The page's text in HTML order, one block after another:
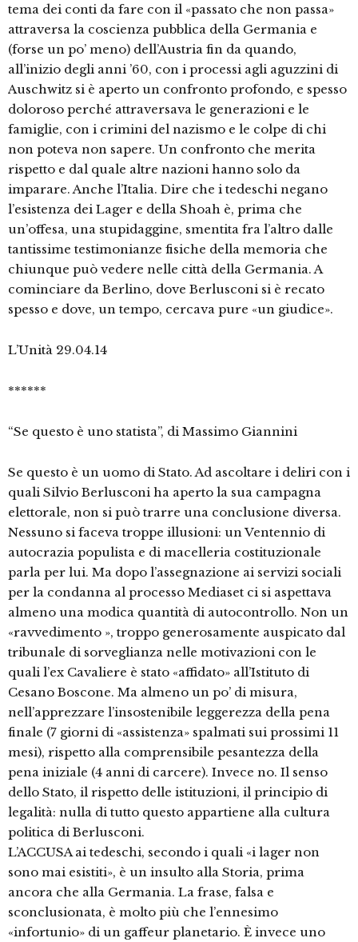
tema dei conti da fare con il «passato che non passa»
attraversa la coscienza pubblica della Germania e
(forse un po’ meno) dell’Austria fin da quando,
all’inizio degli anni ’60, con i processi agli aguzzini di
Auschwitz si è aperto un confronto profondo, e spesso
doloroso perché attraversava le generazioni e le
famiglie, con i crimini del nazismo e le colpe di chi
non poteva non sapere. Un confronto che merita
rispetto e dal quale altre nazioni hanno solo da
imparare. Anche l’Italia. Dire che i tedeschi negano
l’esistenza dei Lager e della Shoah è, prima che
un’offesa, una stupidaggine, smentita fra l’altro dalle
tantissime testimonianze fisiche della memoria che
chiunque può vedere nelle città della Germania. A
cominciare da Berlino, dove Berlusconi si è recato
spesso e dove, un tempo, cercava pure «un giudice».
L’Unità 29.04.14
******
“Se questo è uno statista”, di Massimo Giannini
Se questo è un uomo di Stato. Ad ascoltare i deliri con i
quali Silvio Berlusconi ha aperto la sua campagna
elettorale, non si può trarre una conclusione diversa.
Nessuno si faceva troppe illusioni: un Ventennio di
autocrazia populista e di macelleria costituzionale
parla per lui. Ma dopo l’assegnazione ai servizi sociali
per la condanna al processo Mediaset ci si aspettava
almeno una modica quantità di autocontrollo. Non un
«ravvedimento », troppo generosamente auspicato dal
tribunale di sorveglianza nelle motivazioni con le
quali l’ex Cavaliere è stato «affidato» all’Istituto di
Cesano Boscone. Ma almeno un po’ di misura,
nell’apprezzare l’insostenibile leggerezza della pena
finale (7 giorni di «assistenza» spalmati sui prossimi 11
mesi), rispetto alla comprensibile pesantezza della
pena iniziale (4 anni di carcere). Invece no. Il senso
dello Stato, il rispetto delle istituzioni, il principio di
legalità: nulla di tutto questo appartiene alla cultura
politica di Berlusconi.
L’ACCUSA ai tedeschi, secondo i quali «i lager non
sono mai esistiti», è un insulto alla Storia, prima
ancora che alla Germania. La frase, falsa e
sconclusionata, è molto più che l’ennesimo
«infortunio» di un gaffeur planetario. È invece uno